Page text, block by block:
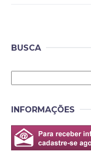
BUSCA
INFORMAÇÕES